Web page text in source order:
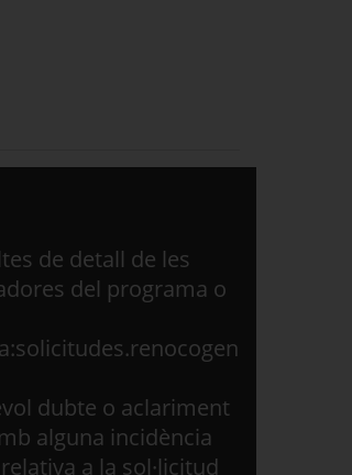
de detall de les
del programa o
dubte o aclariment
alguna incidència
a la sol·licitud